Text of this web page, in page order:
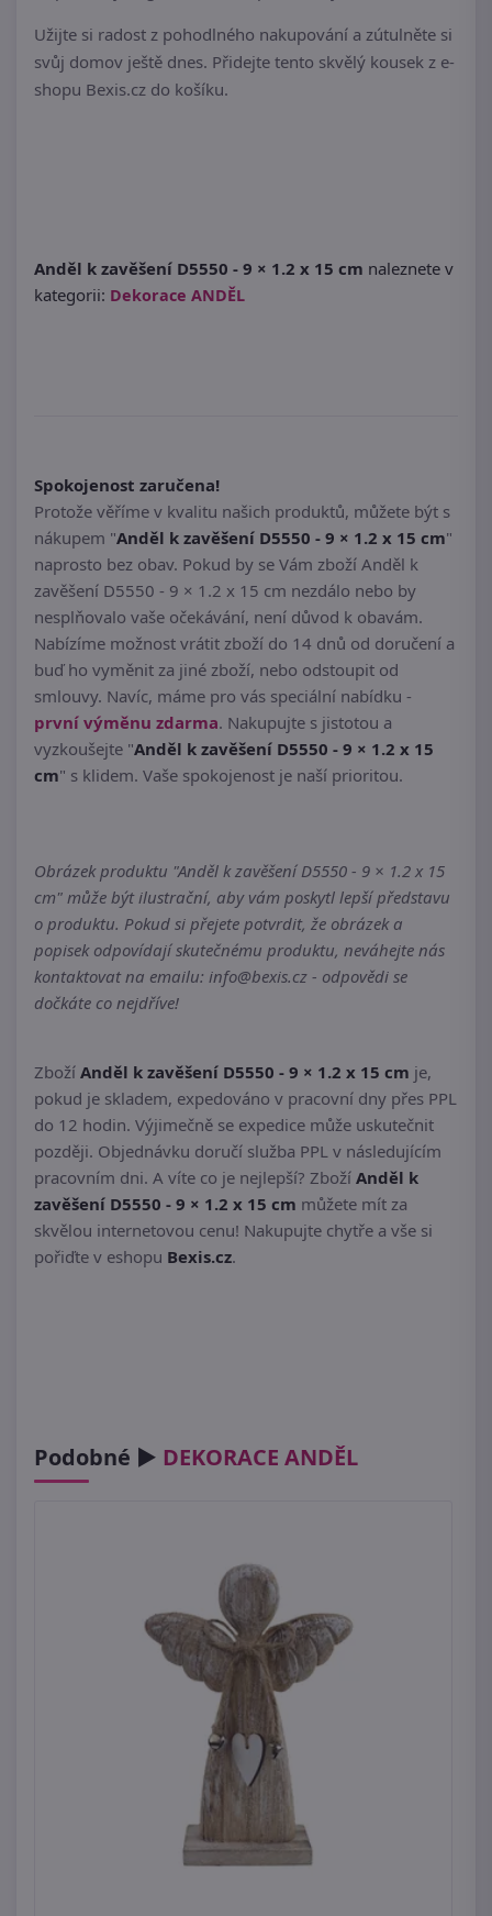
Užijte si radost z pohodlného nakupování a zútulněte si
svůj domov ještě dnes. Přidejte tento skvělý kousek z e-
shopu Bexis.cz do košíku.
Anděl k zavěšení D5550 - 9 × 1.2 x 15 cm naleznete v
kategorii: Dekorace ANDĚL
Spokojenost zaručena!
Protože věříme v kvalitu našich produktů, můžete být s
nákupem "Anděl k zavěšení D5550 - 9 × 1.2 x 15 cm"
naprosto bez obav. Pokud by se Vám zboží Anděl k
zavěšení D5550 - 9 × 1.2 x 15 cm nezdálo nebo by
nesplňovalo vaše očekávání, není důvod k obavám.
Nabízíme možnost vrátit zboží do 14 dnů od doručení a
buď ho vyměnit za jiné zboží, nebo odstoupit od
smlouvy. Navíc, máme pro vás speciální nabídku -
první výměnu zdarma. Nakupujte s jistotou a
vyzkoušejte "Anděl k zavěšení D5550 - 9 × 1.2 x 15
cm" s klidem. Vaše spokojenost je naší prioritou.
Obrázek produktu "Anděl k zavěšení D5550 - 9 × 1.2 x 15
cm" může být ilustrační, aby vám poskytl lepší představu
o produktu. Pokud si přejete potvrdit, že obrázek a
popisek odpovídají skutečnému produktu, neváhejte nás
kontaktovat na emailu: info@bexis.cz - odpovědi se
dočkáte co nejdříve!
Zboží Anděl k zavěšení D5550 - 9 × 1.2 x 15 cm je,
pokud je skladem, expedováno v pracovní dny přes PPL
do 12 hodin. Výjimečně se expedice může uskutečnit
později. Objednávku doručí služba PPL v následujícím
pracovním dni. A víte co je nejlepší? Zboží Anděl k
zavěšení D5550 - 9 × 1.2 x 15 cm můžete mít za
skvělou internetovou cenu! Nakupujte chytře a vše si
pořiďte v eshopu Bexis.cz.
Podobné ► DEKORACE ANDĚL